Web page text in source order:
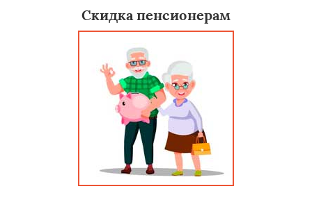
Скидка пенсионерам